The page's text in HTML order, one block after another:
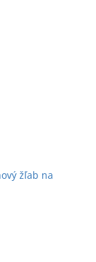
žľab na